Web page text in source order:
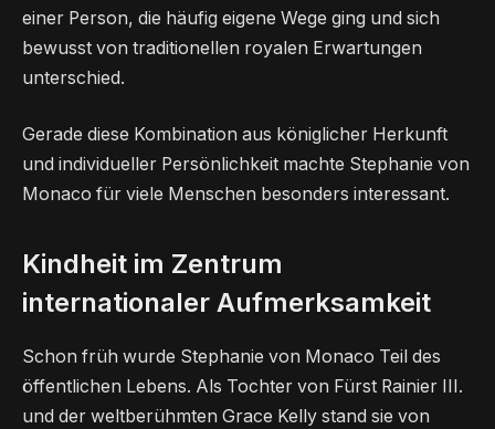
einer Person, die häufig eigene Wege ging und sich
bewusst von traditionellen royalen Erwartungen
unterschied.
Gerade diese Kombination aus königlicher Herkunft
und individueller Persönlichkeit machte Stephanie von
Monaco für viele Menschen besonders interessant.
Kindheit im Zentrum
internationaler Aufmerksamkeit
Schon früh wurde Stephanie von Monaco Teil des
öffentlichen Lebens. Als Tochter von Fürst Rainier III.
und der weltberühmten Grace Kelly stand sie von